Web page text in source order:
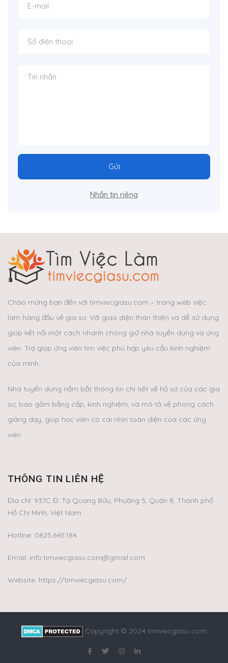
Gửi
Nhắn tin riêng
Chào mừng bạn đến với timviecgiasu.com – trang web việc
làm hàng đầu về gia sư. Với giao diện thân thiện và dễ sử dụng
giúp kết nối một cách nhanh chóng giữ nhà tuyển dụng và ứng
viên. Trợ giúp ứng viên tìm việc phù hợp yêu cầu kình nghiệm
của mình.
Nhà tuyển dụng nắm bắt thông tin chi tiết về hồ sơ của các gia
sư, bao gồm bằng cấp, kinh nghiệm, và mô tả về phong cách
giảng dạy, giúp học viên có cái nhìn toàn diện của các ứng
viên.
THÔNG TIN LIÊN HỆ
Địa chỉ: 937C Đ. Tạ Quang Bửu, Phường 5, Quận 8, Thành phố
Hồ Chí Minh, Việt Nam
Hotline: 0825.645.184
Email: info.timviecgiasu.com@gmail.com
Website: https://timviecgiasu.com/
Copyright © 2024 timviecgiasu.com